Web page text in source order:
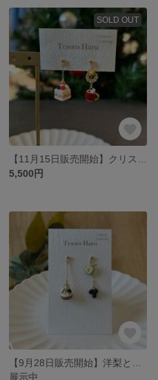
SOLD OUT
5,500円
展示中